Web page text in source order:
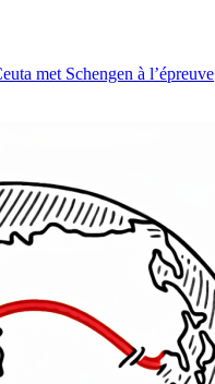
met Schengen à l’épreuve